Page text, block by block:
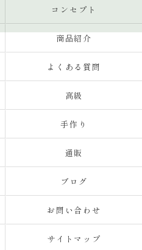
コンセプト
商品紹介
よくある質問
高級
手作り
通販
ブログ
お問い合わせ
サイトマップ